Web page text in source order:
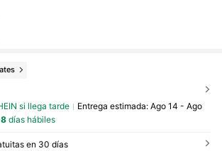
si llega tarde Entrega estimada: Ago 14 - Ago
8días hábiles
en 30 días